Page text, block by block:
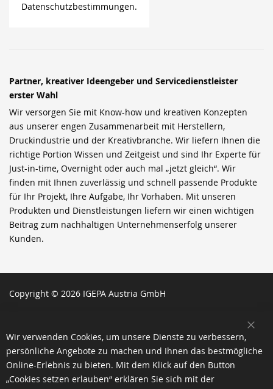
Datenschutzbestimmungen.
Partner, kreativer Ideengeber und Servicedienstleister
erster Wahl
Wir versorgen Sie mit Know-how und kreativen Konzepten
aus unserer engen Zusammenarbeit mit Herstellern,
Druckindustrie und der Kreativbranche. Wir liefern Ihnen die
richtige Portion Wissen und Zeitgeist und sind Ihr Experte für
Just-in-time, Overnight oder auch mal „jetzt gleich“. Wir
finden mit Ihnen zuverlässig und schnell passende Produkte
für Ihr Projekt, Ihre Aufgabe, Ihr Vorhaben. Mit unseren
Produkten und Dienstleistungen liefern wir einen wichtigen
Beitrag zum nachhaltigen Unternehmenserfolg unserer
Kunden.
Copyright © 2026 IGEPA Austria GmbH
Wir verwenden Cookies, um unsere Dienste zu verbessern,
persönliche Angebote zu machen und Ihnen das bestmögliche
Online-Erlebnis zu bieten. Mit dem Klick auf den Button
„Cookies setzen erlauben“ erklären Sie sich mit der